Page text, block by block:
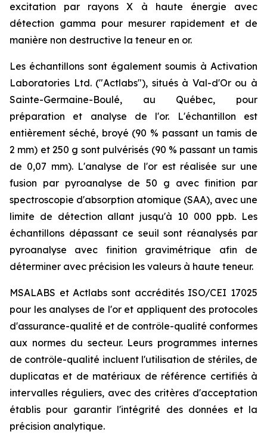
excitation par rayons X à haute énergie avec
détection gamma pour mesurer rapidement et de
manière non destructive la teneur en or.
Les échantillons sont également soumis à Activation
Laboratories Ltd. ("Actlabs"), situés à Val-d'Or ou à
Sainte-Germaine-Boulé, au Québec, pour
préparation et analyse de l'or. L'échantillon est
entièrement séché, broyé (90 % passant un tamis de
2 mm) et 250 g sont pulvérisés (90 % passant un tamis
de 0,07 mm). L'analyse de l'or est réalisée sur une
fusion par pyroanalyse de 50 g avec finition par
spectroscopie d'absorption atomique (SAA), avec une
limite de détection allant jusqu'à 10 000 ppb. Les
échantillons dépassant ce seuil sont réanalysés par
pyroanalyse avec finition gravimétrique afin de
déterminer avec précision les valeurs à haute teneur.
MSALABS et Actlabs sont accrédités ISO/CEI 17025
pour les analyses de l'or et appliquent des protocoles
d'assurance-qualité et de contrôle-qualité conformes
aux normes du secteur. Leurs programmes internes
de contrôle-qualité incluent l'utilisation de stériles, de
duplicatas et de matériaux de référence certifiés à
intervalles réguliers, avec des critères d'acceptation
établis pour garantir l'intégrité des données et la
précision analytique.